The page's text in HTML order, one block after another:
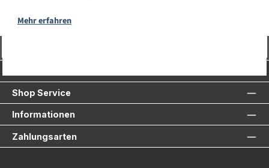
Mehr erfahren
Shop Service
Informationen
Zahlungsarten